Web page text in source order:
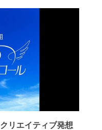
リエイティブ発想